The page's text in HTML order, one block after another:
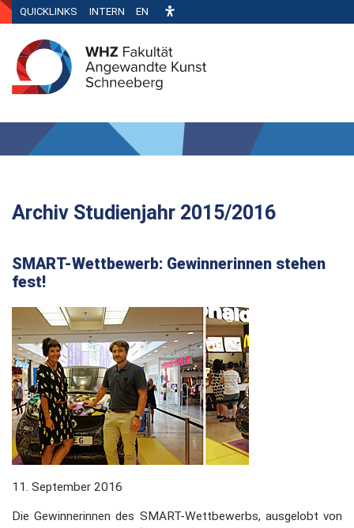
QUICKLINKS INTERN EN
Archiv Studienjahr 2015/2016
SMART-Wettbewerb: Gewinnerinnen stehen
fest!
11. September 2016
Die Gewinnerinnen des SMART-Wettbewerbs, ausgelobt von